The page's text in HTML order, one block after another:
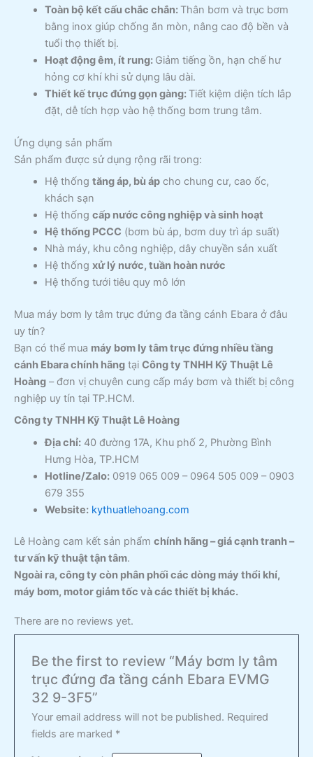
Toàn bộ kết cấu chắc chắn: Thân bơm và trục bơm
bằng inox giúp chống ăn mòn, nâng cao độ bền và
tuổi thọ thiết bị.
Hoạt động êm, ít rung: Giảm tiếng ồn, hạn chế hư
hỏng cơ khí khi sử dụng lâu dài.
Thiết kế trục đứng gọn gàng: Tiết kiệm diện tích lắp
đặt, dễ tích hợp vào hệ thống bơm trung tâm.
Ứng dụng sản phẩm
Sản phẩm được sử dụng rộng rãi trong:
Hệ thống tăng áp, bù ápcho chung cư, cao ốc,
khách sạn
Hệ thống cấp nước công nghiệp và sinh hoạt
Hệ thống PCCC (bơm bù áp, bơm duy trì áp suất)
Nhà máy, khu công nghiệp, dây chuyền sản xuất
Hệ thống xử lý nước, tuần hoàn nước
Hệ thống tưới tiêu quy mô lớn
Mua máy bơm ly tâm trục đứng đa tầng cánh Ebara ở đâu
uy tín?
Bạn có thể mua máy bơm ly tâm trục đứng nhiều tầng
cánh Ebara chính hãng tại Công ty TNHH Kỹ Thuật Lê
Hoàng – đơn vị chuyên cung cấp máy bơm và thiết bị công
nghiệp uy tín tại TP.HCM.
Công ty TNHH Kỹ Thuật Lê Hoàng
Địa chỉ:40 đường 17A, Khu phố 2, Phường Bình
Hưng Hòa, TP.HCM
Hotline/Zalo:0919 065 009 – 0964 505 009 – 0903
679 355
Website: kythuatlehoang.com
Lê Hoàng cam kết sản phẩm chính hãng – giá cạnh tranh –
tư vấn kỹ thuật tận tâm.
Ngoài ra, công ty còn phân phối các dòng máy thổi khí,
máy bơm, motor giảm tốc và các thiết bị khác.
There are no reviews yet.
Be the first to review “Máy bơm ly tâm
trục đứng đa tầng cánh Ebara EVMG
32 9-3F5”
Your email address will not be published. Required
fields are marked *